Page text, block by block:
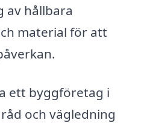
av hållbara
material för att
ett byggföretag i
och vägledning